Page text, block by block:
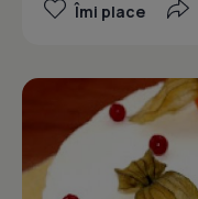
Îmi place